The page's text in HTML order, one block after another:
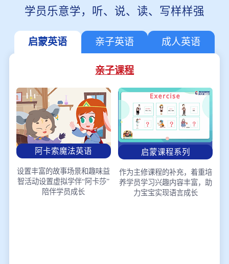
学员乐意学，听、说、读、写样样强
启蒙英语 亲子英语 成人英语
亲子课程
阿卡索魔法英语
设置丰富的故事场景和趣味益
智活动设置虚拟学伴“阿卡莎”
陪伴学员成长
启蒙课程系列
作为主修课程的补充，着重培
养学员学习兴趣内容丰富，助
力宝宝实现语言成长